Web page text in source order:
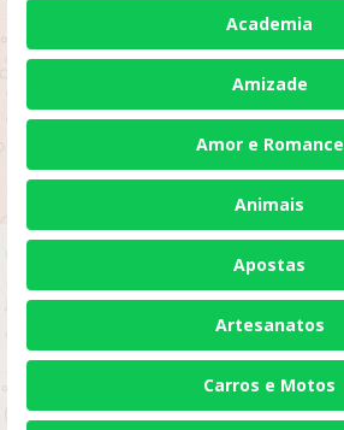
Academia
Amizade
Amor e Romance
Animais
Apostas
Artesanatos
Carros e Motos